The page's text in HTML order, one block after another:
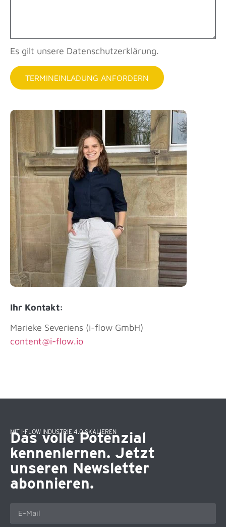
Es gilt unsere Datenschutzerklärung.
TERMINEINLADUNG ANFORDERN
Ihr Kontakt:
Marieke Severiens (i-flow GmbH)
content@i-flow.io
MIT I-FLOW INDUSTRIE 4.0 SKALIEREN
Das volle Potenzial
kennenlernen. Jetzt
unseren Newsletter
abonnieren.